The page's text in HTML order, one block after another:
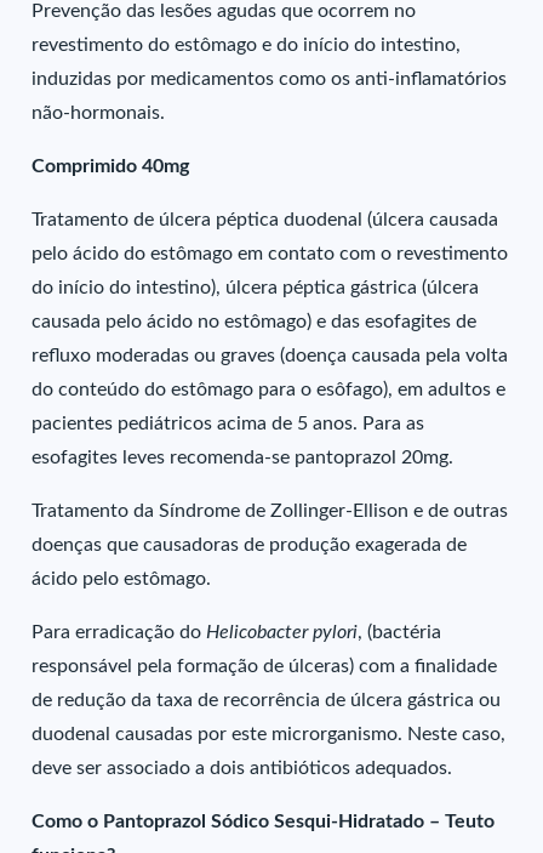
Prevenção das lesões agudas que ocorrem no
revestimento do estômago e do início do intestino,
induzidas por medicamentos como os anti-inflamatórios
não-hormonais.
Comprimido 40mg
Tratamento de úlcera péptica duodenal (úlcera causada
pelo ácido do estômago em contato com o revestimento
do início do intestino), úlcera péptica gástrica (úlcera
causada pelo ácido no estômago) e das esofagites de
refluxo moderadas ou graves (doença causada pela volta
do conteúdo do estômago para o esôfago), em adultos e
pacientes pediátricos acima de 5 anos. Para as
esofagites leves recomenda-se pantoprazol 20mg.
Tratamento da Síndrome de Zollinger-Ellison e de outras
doenças que causadoras de produção exagerada de
ácido pelo estômago.
Para erradicação do Helicobacter pylori, (bactéria
responsável pela formação de úlceras) com a finalidade
de redução da taxa de recorrência de úlcera gástrica ou
duodenal causadas por este microrganismo. Neste caso,
deve ser associado a dois antibióticos adequados.
Como o Pantoprazol Sódico Sesqui-Hidratado – Teuto